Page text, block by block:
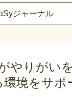
ジャーナル
やりがい
境をサポ